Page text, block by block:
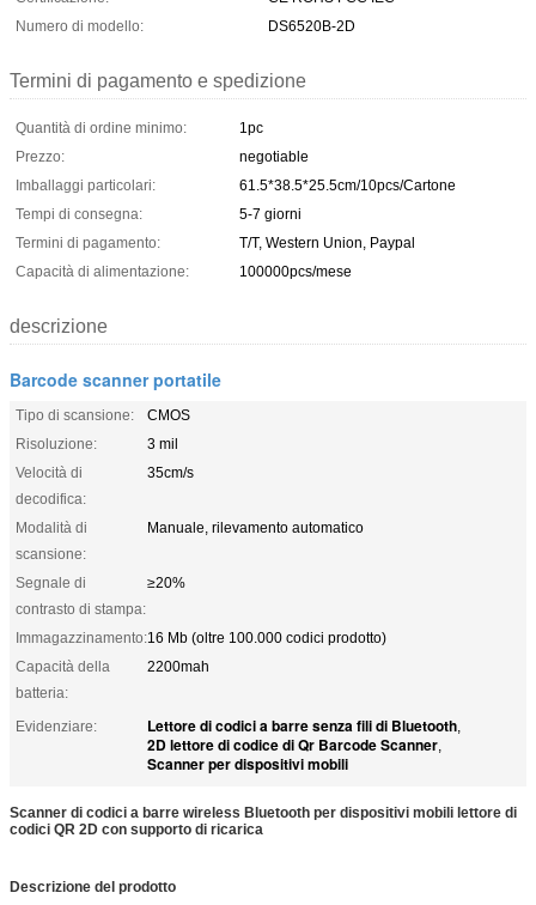
Numero di modello:
DS6520B-2D
Termini di pagamento e spedizione
Quantità di ordine minimo:
1pc
Prezzo:
negotiable
Imballaggi particolari:
61.5*38.5*25.5cm/10pcs/Cartone
Tempi di consegna:
5-7 giorni
Termini di pagamento:
T/T, Western Union, Paypal
Capacità di alimentazione:
100000pcs/mese
descrizione
Barcode scanner portatile
Tipo di scansione:
CMOS
Risoluzione:
3 mil
Velocità di
decodifica:
35cm/s
Modalità di
scansione:
Manuale, rilevamento automatico
Segnale di
contrasto di stampa:
≥20%
Immagazzinamento:16 Mb (oltre 100.000 codici prodotto)
Capacità della
batteria:
2200mah
Evidenziare: Lettore di codici a barre senza fili di Bluetooth,
2D lettore di codice di Qr Barcode Scanner,
Scanner per dispositivi mobili
Scanner di codici a barre wireless Bluetooth per dispositivi mobili lettore di
codici QR 2D con supporto di ricarica
Descrizione del prodotto